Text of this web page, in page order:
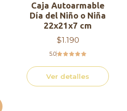
Caja Autoarmable
Día del Niño o Niña
22x21x7 cm
$1.190
5.0
Ver detalles